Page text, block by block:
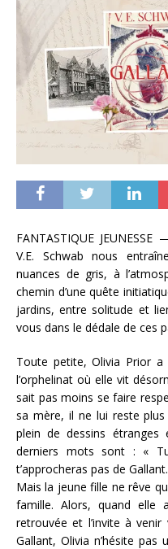
FANTASTIQUE
V.E. Schwab nous
nuances de gris, à
chemin d’une quête
jardins, entre solitude et
vous dans le dédale de ces
Toute petite, Olivia Prior
l’orphelinat où elle vit
sait pas moins se faire
sa mère, il ne lui reste
plein de dessins
derniers mots sont : «
t’approcheras pas de
Mais la jeune fille ne rêve
famille. Alors, quand elle
retrouvée et l’invite à
Gallant, Olivia n’hésite pas